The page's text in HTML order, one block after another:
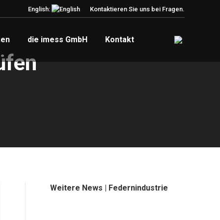
English: Kontaktieren Sie uns bei Fragen.
die imess GmbH Kontakt
Weitere News | Federnindustrie